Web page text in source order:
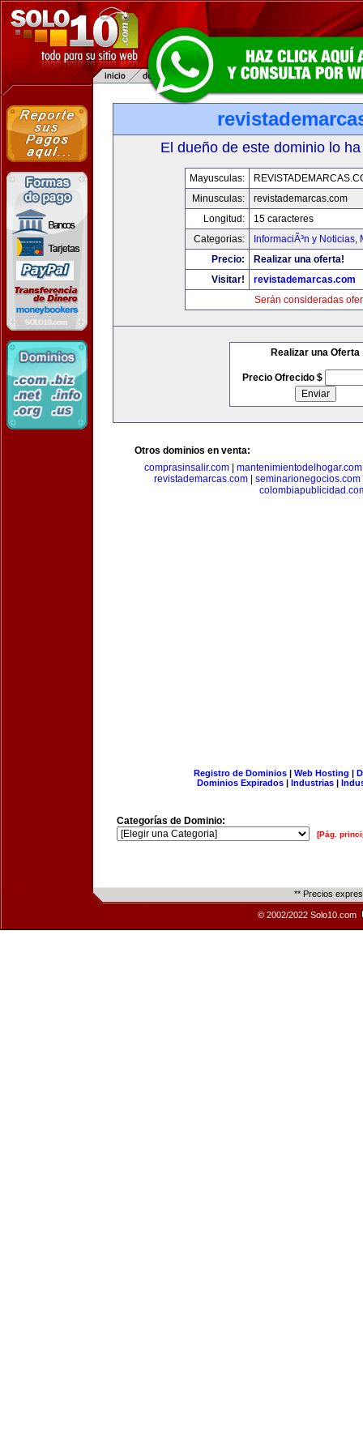
El dueño de este dominio lo
Mayusculas:
Minusculas:
revistademarcas.com
Longitud:
15 caracteres
Categorias:
InformaciÃ³n y Noticias,
Precio:
Realizar una oferta!
Visitar!
revistademarcas.com
Serán consideradas
Realizar una Oferta
Precio Ofrecido $
Otros dominios en venta:
comprasinsalir.com
mantenimientodelhogar.com
revistademarcas.com
seminarionegocios.com
Registro de Dominios| Web Hosting |
Dominios Expirados | Industrias |
Categorías de Dominio:
[Pág.
** Precios
© 2002/2022 Solo10.com